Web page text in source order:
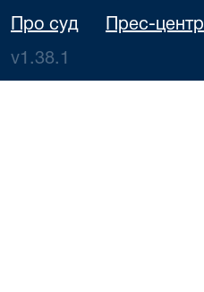
Про суд Прес-центр
v1.38.1